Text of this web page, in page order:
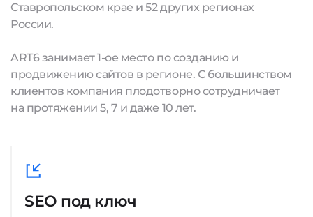
Ставропольском крае и 52 других регионах
России.
ART6 занимает 1-ое место по созданию и
продвижению сайтов в регионе. С большинством
клиентов компания плодотворно сотрудничает
на протяжении 5, 7 и даже 10 лет.
SEO под ключ